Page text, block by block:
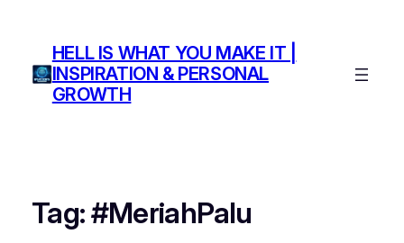
HELL IS WHAT YOU MAKE IT |
INSPIRATION & PERSONAL
GROWTH
Tag:#MeriahPalu